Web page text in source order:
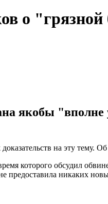
о "грязной
якобы "вполне
на эту тему.
которого обсудил
никаких